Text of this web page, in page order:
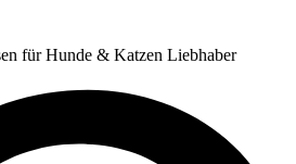
für Hunde & Katzen Liebhaber